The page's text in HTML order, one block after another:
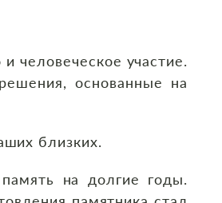
человеческое участие.
основанные на
близких.
на долгие годы.